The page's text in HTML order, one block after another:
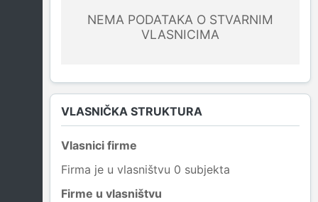
NEMA PODATAKA O STVARNIM
VLASNICIMA
VLASNIČKA STRUKTURA
Vlasnici firme
Firma je u vlasništvu 0 subjekta
Firme u vlasništvu